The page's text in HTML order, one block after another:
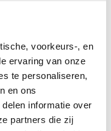
voorkeurs-, en
ervaring van onze
te personaliseren,
en ons
informatie over
partners die zij
Jeffrey Bernus / WWF-NL
maar
mysterie van